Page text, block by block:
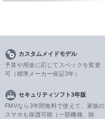
カスタムメイドモデル
予算や用途に応じてスペックを変更
可 （標準メーカー保証3年）
セキュリティソフト3年版
FMVなら3年間無料で使えて、家族の
スマホも保護可能（一部機種、除